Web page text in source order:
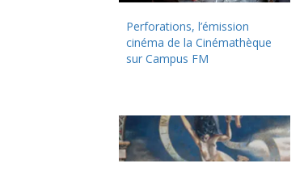
Perforations, l’émission
cinéma de la Cinémathèque
sur Campus FM